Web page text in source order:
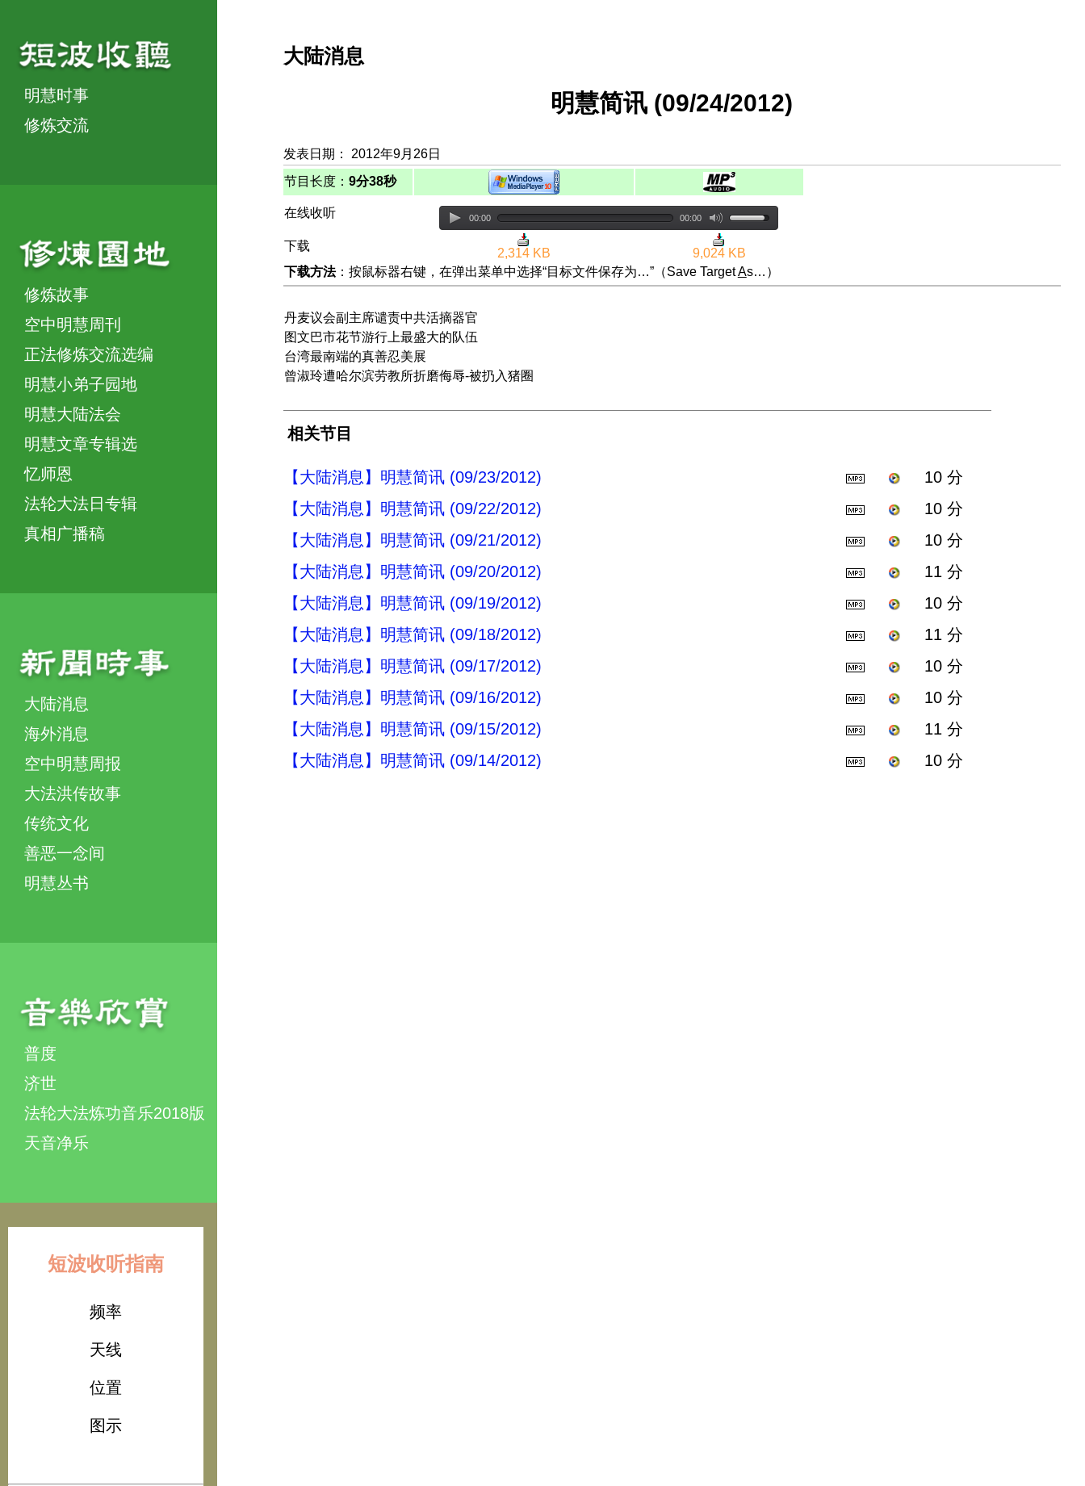
明慧时事
修炼交流
修炼故事
空中明慧周刊
正法修炼交流选编
明慧小弟子园地
明慧大陆法会
明慧文章专辑选
忆师恩
法轮大法日专辑
真相广播稿
大陆消息
海外消息
空中明慧周报
大法洪传故事
传统文化
善恶一念间
明慧丛书
普度
济世
法轮大法炼功音乐2018版
天音净乐
短波收听指南
频率
天线
位置
图示
大陆消息
明慧简讯 (09/24/2012)
发表日期： 2012年9月26日
节目长度： 9分38秒
在线收听 00:00 00:00
下载
2,314 KB
9,024 KB
下载方法：按鼠标器右键，在弹出菜单中选择“目标文件保存为…”（Save TargetAs…）
丹麦议会副主席谴责中共活摘器官
图文巴市花节游行上最盛大的队伍
台湾最南端的真善忍美展
曾淑玲遭哈尔滨劳教所折磨侮辱-被扔入猪圈
相关节目
【大陆消息】明慧简讯 (09/23/2012)
10 分
【大陆消息】明慧简讯 (09/22/2012)
10 分
【大陆消息】明慧简讯 (09/21/2012)
10 分
【大陆消息】明慧简讯 (09/20/2012)
11 分
【大陆消息】明慧简讯 (09/19/2012)
10 分
【大陆消息】明慧简讯 (09/18/2012)
11 分
【大陆消息】明慧简讯 (09/17/2012)
10 分
【大陆消息】明慧简讯 (09/16/2012)
10 分
【大陆消息】明慧简讯 (09/15/2012)
11 分
【大陆消息】明慧简讯 (09/14/2012)
10 分